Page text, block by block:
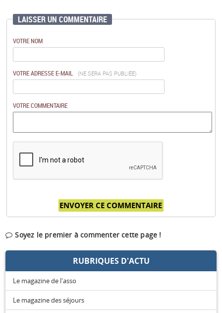
LAISSER UN COMMENTAIRE
VOTRE NOM
VOTRE ADRESSE E-MAIL (NE SERA PAS PUBLIÉE)
VOTRE COMMENTAIRE
Soyez le premier à commenter cette page !
RUBRIQUES D'ACTU
Le magazine de l'asso
Le magazine des séjours